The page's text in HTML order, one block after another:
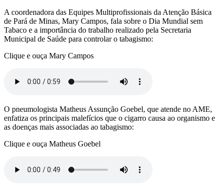
A coordenadora das Equipes Multiprofissionais da Atenção Básica
de Pará de Minas, Mary Campos, fala sobre o Dia Mundial sem
Tabaco e a importância do trabalho realizado pela Secretaria
Municipal de Saúde para controlar o tabagismo:
Clique e ouça Mary Campos
O pneumologista Matheus Assunção Goebel, que atende no AME,
enfatiza os principais malefícios que o cigarro causa ao organismo e
as doenças mais associadas ao tabagismo:
Clique e ouça Matheus Goebel